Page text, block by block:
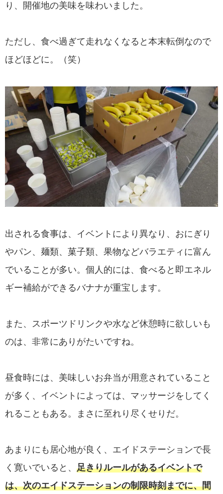
り、開催地の美味を味わいました。
ただし、食べ過ぎて走れなくなると本末転倒なので
ほどほどに。（笑）
出される食事は、イベントにより異なり、おにぎり
やパン、麺類、菓子類、果物などバラエティに富ん
でいることが多い。個人的には、食べると即エネル
ギー補給ができるバナナが重宝します。
また、スポーツドリンクや水など休憩時に欲しいも
のは、非常にありがたいですね。
昼食時には、美味しいお弁当が用意されていること
が多く、イベントによっては、マッサージをしてく
れることもある。まさに至れり尽くせりだ。
あまりにも居心地が良く、エイドステーションで長
く寛いでいると、 足きりルールがあるイベントで
は、次のエイドステーションの制限時刻までに、間